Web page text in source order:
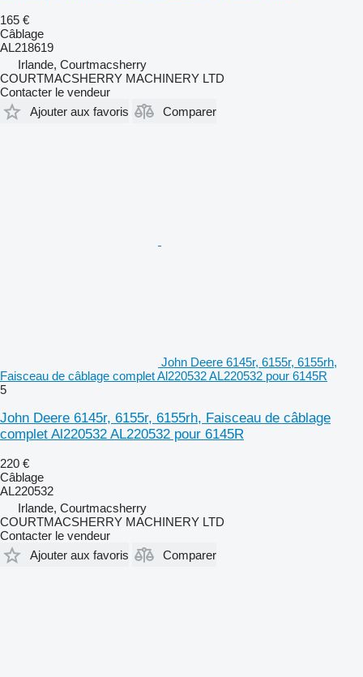
165 €
Câblage
AL218619
Irlande, Courtmacsherry
COURTMACSHERRY MACHINERY LTD
Contacter le vendeur
Ajouter aux favoris
Comparer
John Deere 6145r, 6155r, 6155rh,
Faisceau de câblage complet Al220532 AL220532 pour 6145R
5
John Deere 6145r, 6155r, 6155rh, Faisceau de câblage
complet Al220532 AL220532 pour 6145R
220 €
Câblage
AL220532
Irlande, Courtmacsherry
COURTMACSHERRY MACHINERY LTD
Contacter le vendeur
Ajouter aux favoris
Comparer